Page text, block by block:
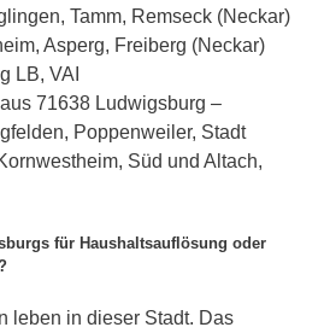
Tamm, Remseck (Neckar)
Asperg, Freiberg (Neckar)
LB, VAI
71638 Ludwigsburg –
Poppenweiler, Stadt
Süd und Altach,
für Haushaltsauflösung oder
leben in dieser Stadt. Das